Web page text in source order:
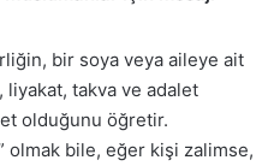
bir soya veya aileye ait
liyakat, takva ve adalet
olduğunu öğretir.
olmak bile, eğer kişi zalimse,